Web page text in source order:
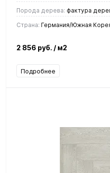
Порода дерева: фактура
Страна: Германия/Южная
2 856 руб. / м2
Подробнее